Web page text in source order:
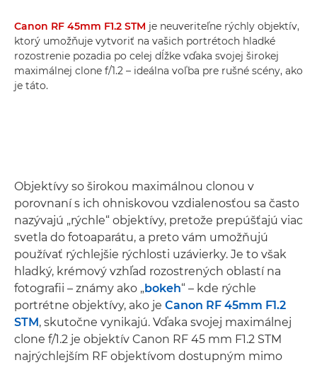
Canon RF 45mm F1.2 STM je neuveriteľne rýchly objektív,
ktorý umožňuje vytvoriť na vašich portrétoch hladké
rozostrenie pozadia po celej dĺžke vďaka svojej širokej
maximálnej clone f/1.2 – ideálna voľba pre rušné scény, ako
je táto.
Objektívy so širokou maximálnou clonou v
porovnaní s ich ohniskovou vzdialenosťou sa často
nazývajú „rýchle“ objektívy, pretože prepúšťajú viac
svetla do fotoaparátu, a preto vám umožňujú
používať rýchlejšie rýchlosti uzávierky. Je to však
hladký, krémový vzhľad rozostrených oblastí na
fotografii – známy ako „bokeh“ – kde rýchle
portrétne objektívy, ako je Canon RF 45mm F1.2
STM, skutočne vynikajú. Vďaka svojej maximálnej
clone f/1.2 je objektív Canon RF 45 mm F1.2 STM
najrýchlejším RF objektívom dostupným mimo